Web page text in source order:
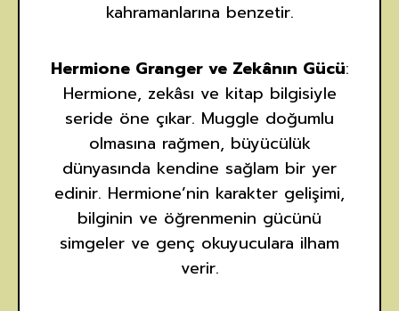
kahramanlarına benzetir.
Hermione Granger ve Zekânın Gücü:
Hermione, zekâsı ve kitap bilgisiyle
seride öne çıkar. Muggle doğumlu
olmasına rağmen, büyücülük
dünyasında kendine sağlam bir yer
edinir. Hermione’nin karakter gelişimi,
bilginin ve öğrenmenin gücünü
simgeler ve genç okuyuculara ilham
verir.